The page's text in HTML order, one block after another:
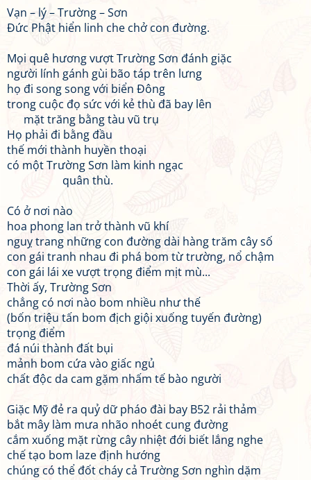
Vạn – lý – Trường – Sơn
Đức Phật hiển linh che chở con đường.
Mọi quê hương vượt Trường Sơn đánh giặc
người lính gánh gùi bão táp trên lưng
họ đi song song với biển Đông
trong cuộc đọ sức với kẻ thù đã bay lên
mặt trăng bằng tàu vũ trụ
Họ phải đi bằng đầu
thế mới thành huyền thoại
có một Trường Sơn làm kinh ngạc
quân thù.
Có ở nơi nào
hoa phong lan trở thành vũ khí
nguỵ trang những con đường dài hàng trăm cây số
con gái tranh nhau đi phá bom từ trường, nổ chậm
con gái lái xe vượt trọng điểm mịt mù...
Thời ấy, Trường Sơn
chẳng có nơi nào bom nhiều như thế
(bốn triệu tấn bom địch giội xuống tuyến đường)
trọng điểm
đá núi thành đất bụi
mảnh bom cứa vào giấc ngủ
chất độc da cam gặm nhấm tế bào người
Giặc Mỹ đẻ ra quỷ dữ pháo đài bay B52 rải thảm
bắt mây làm mưa nhão nhoét cung đường
cắm xuống mặt rừng cây nhiệt đới biết lắng nghe
chế tạo bom laze định hướng
chúng có thể đốt cháy cả Trường Sơn nghìn dặm